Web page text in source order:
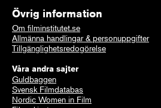
Övrig information
Om filminstitutet.se
Allmänna handlingar & personuppgifter
Tillgänglighetsredogörelse
Våra andra sajter
Guldbaggen
Svensk Filmdatabas
Nordic Women in Film